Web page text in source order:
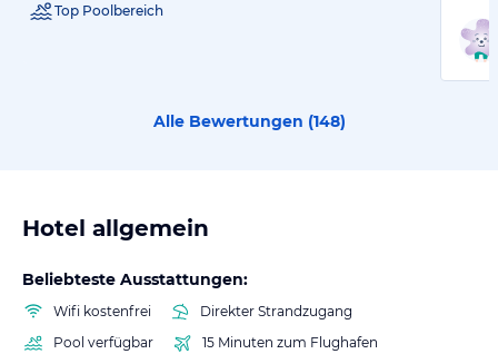
Top Poolbereich
Alle Bewertungen (148)
Hotel allgemein
Beliebteste Ausstattungen:
Wifi kostenfrei
Direkter Strandzugang
Pool verfügbar
15 Minuten zum Flughafen